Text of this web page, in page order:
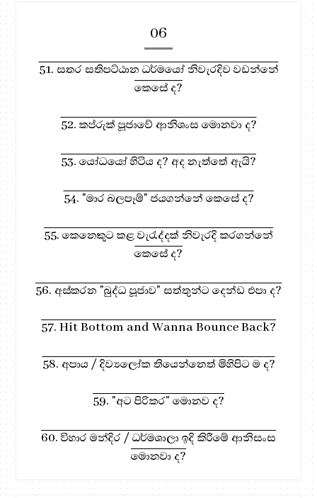
06
51. සතර සතිපට්ඨාන ධර්මයෝ නිවැරදිව වඩන්නේ
කෙසේ ද?
52. කප්රුක් පූජාවේ ආනිශංස මොනවා ද?
53. යෝධයෝ හිටිය ද? අද නැත්තේ ඇයි?
54. "මාර බලපෑම්" ජයගන්නේ කෙසේ ද?
55. කෙනෙකුට කළ වැරැද්දක් නිවැරදි කරගන්නේ
කෙසේ ද?
56. අස්කරන "බුද්ධ පූජාව" සත්තුන්ට දෙන්ඩ එපා ද?
57. Hit Bottom and Wanna Bounce Back?
58. අපාය / දිව්‍යලෝක තියෙන්නෙත් මිහිපිට ම ද?
59. "අට පිරිකර" මොනව ද?
60. විහාර මන්දිර / ධර්මශාලා ඉදි කිරීමේ ආනිසංස
මොනවා ද?